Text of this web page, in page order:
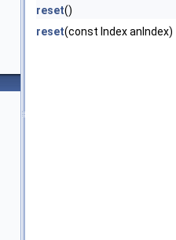
reset()
reset(const Index anIndex)